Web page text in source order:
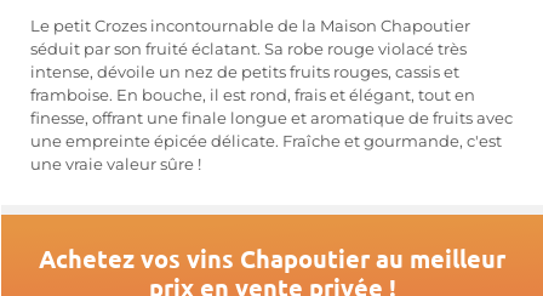
Le petit Crozes incontournable de la Maison Chapoutier
séduit par son fruité éclatant. Sa robe rouge violacé très
intense, dévoile un nez de petits fruits rouges, cassis et
framboise. En bouche, il est rond, frais et élégant, tout en
finesse, offrant une finale longue et aromatique de fruits avec
une empreinte épicée délicate. Fraîche et gourmande, c'est
une vraie valeur sûre !
Achetez vos vins Chapoutier au meilleur
prix en vente privée !